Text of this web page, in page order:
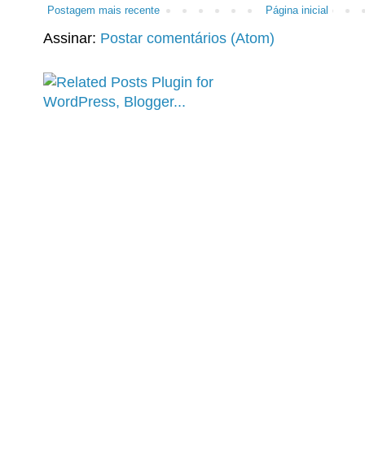
Postagem mais recente Página inicial
Assinar: Postar comentários (Atom)